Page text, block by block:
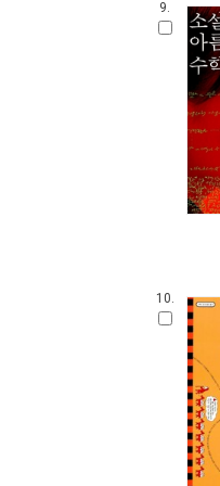
9.
10.